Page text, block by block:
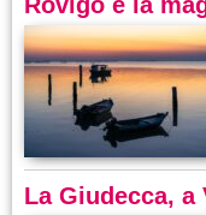
La Giudecca,